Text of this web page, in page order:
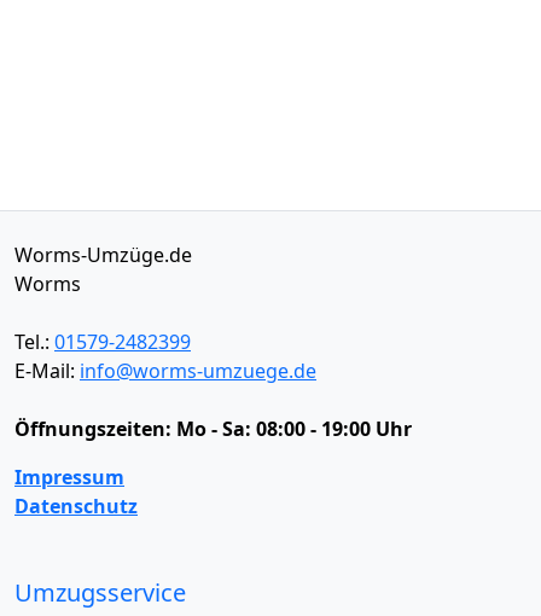
Worms-Umzüge.de
Worms
Tel.: 01579-2482399
E-Mail: info@worms-umzuege.de
Öffnungszeiten: Mo - Sa: 08:00 - 19:00 Uhr
Impressum
Datenschutz
Umzugsservice